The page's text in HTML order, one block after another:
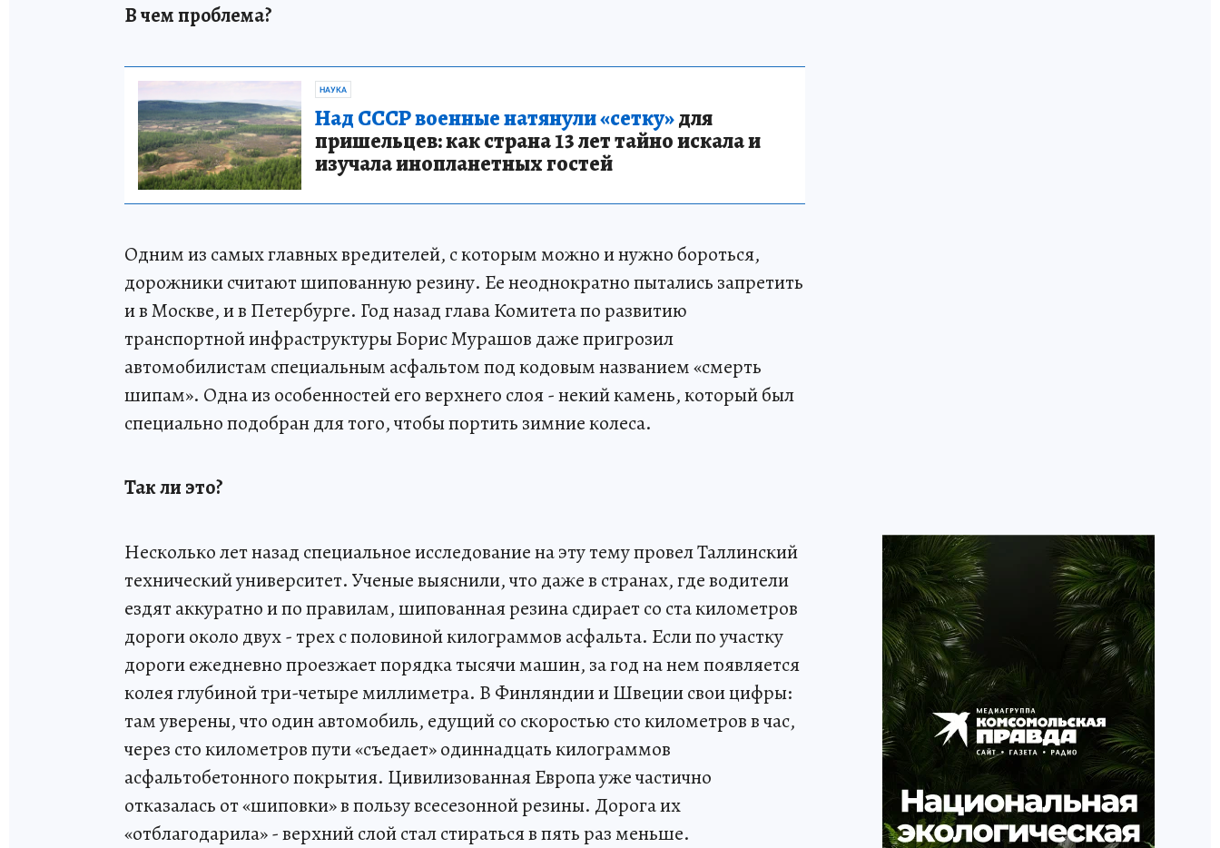
В чем проблема?
НАУКА
Над СССР военные натянули «сетку»для
пришельцев: как страна 13 лет тайно искала и
изучала инопланетных гостей
Одним из самых главных вредителей, с которым можно и нужно бороться,
дорожники считают шипованную резину. Ее неоднократно пытались запретить
и в Москве, и в Петербурге. Год назад глава Комитета по развитию
транспортной инфраструктуры Борис Мурашов даже пригрозил
автомобилистам специальным асфальтом под кодовым названием «смерть
шипам». Одна из особенностей его верхнего слоя - некий камень, который был
специально подобран для того, чтобы портить зимние колеса.
Так ли это?
Несколько лет назад специальное исследование на эту тему провел Таллинский
технический университет. Ученые выяснили, что даже в странах, где водители
ездят аккуратно и по правилам, шипованная резина сдирает со ста километров
дороги около двух - трех с половиной килограммов асфальта. Если по участку
дороги ежедневно проезжает порядка тысячи машин, за год на нем появляется
колея глубиной три-четыре миллиметра. В Финляндии и Швеции свои цифры:
там уверены, что один автомобиль, едущий со скоростью сто километров в час,
через сто километров пути «съедает» одиннадцать килограммов
асфальтобетонного покрытия. Цивилизованная Европа уже частично
отказалась от «шиповки» в пользу всесезонной резины. Дорога их
«отблагодарила» - верхний слой стал стираться в пять раз меньше.